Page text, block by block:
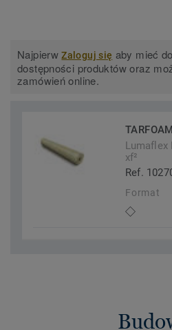
NajpierwZaloguj się aby mieć
dostępności produktów oraz
zamówień online.
Lumaflex
xf²
Ref.
Format